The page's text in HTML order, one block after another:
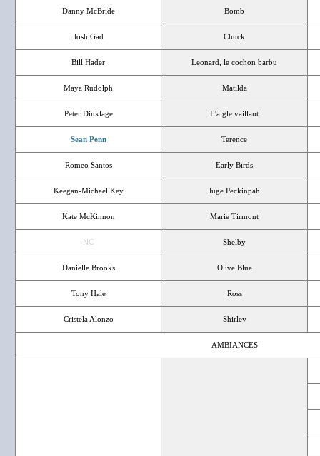
Danny McBride Bomb
Josh Gad Chuck
Bill Hader Leonard, le cochon barbu
Maya Rudolph Matilda
Peter Dinklage L'aigle vaillant
Sean Penn Terence
Romeo Santos Early Birds
Keegan-Michael Key Juge Peckinpah
Kate McKinnon Marie Tirmont
NC Shelby
Danielle Brooks Olive Blue
Tony Hale Ross
Cristela Alonzo Shirley
AMBIANCES